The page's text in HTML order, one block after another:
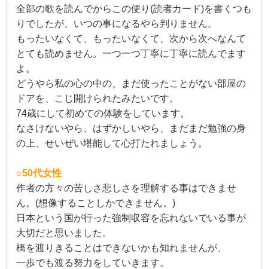
全部の歌を読んでからこの便り(読者カード)を書くつも
りでしたが、いつの事になるやら判りません。
もったいなくて、もったいなくて、次から次へなんて
とても読めま せん。一つ一つ丁寧に丁寧に読んでます
よ。
どうやら私の心の中の、まだ使ったことがない部屋の
ドアを、こじ開けられたみたいです。
74歳にして初めての体験をしています。
なさけないやら、はずかしいやら、まだまだ勉強の身
の上、せいぜい堪能して心打たれましょう。
○50代女性
作者の方々の苦しさ悲しさを理解する事はできませ
ん。(想像することしかできません。)
日本という国が行った強制収容を忘れないでいる事が
大切だと思い ました。
橋を渡りきることはできないかも知れませんが、
一歩でも渡る努力をしていきます。